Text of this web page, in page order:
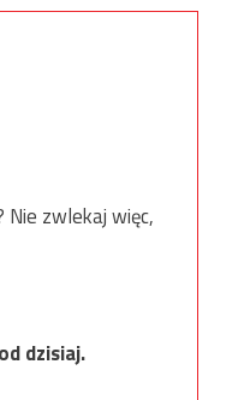
zwlekaj więc,
dzisiaj.